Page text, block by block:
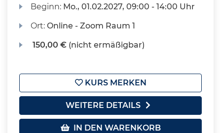
Beginn: Mo., 01.02.2027, 09:00 - 14:00 Uhr
Ort:Online - Zoom Raum 1
150,00 € (nicht ermäßigbar)
KURS MERKEN
WEITERE DETAILS
IN DEN WARENKORB